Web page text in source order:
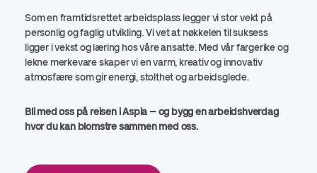
Som en framtidsrettet arbeidsplass legger vi stor vekt på
personlig og faglig utvikling. Vi vet at nøkkelen til suksess
ligger i vekst og læring hos våre ansatte. Med vår fargerike og
lekne merkevare skaper vi en varm, kreativ og innovativ
atmosfære som gir energi, stolthet og arbeidsglede.
Bli med oss på reisen i Aspia – og bygg en arbeidshverdag
hvor du kan blomstre sammen med oss.